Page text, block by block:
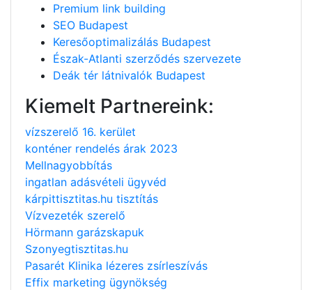
Premium link building
SEO Budapest
Keresőoptimalizálás Budapest
Észak-Atlanti szerződés szervezete
Deák tér látnivalók Budapest
Kiemelt Partnereink:
vízszerelő 16. kerület
konténer rendelés árak 2023
Mellnagyobbítás
ingatlan adásvételi ügyvéd
kárpittisztitas.hu tisztítás
Vízvezeték szerelő
Hörmann garázskapuk
Szonyegtisztitas.hu
Pasarét Klinika lézeres zsírleszívás
Effix marketing ügynökség